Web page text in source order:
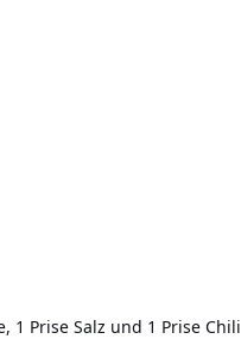
Prise Salz und 1 Prise Chili